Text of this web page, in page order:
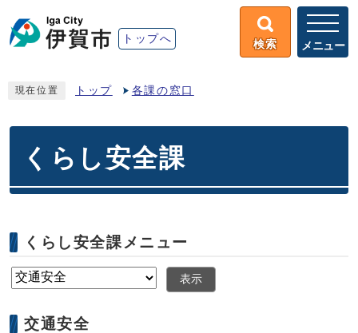
トップへ 検索 メニュー
現在位置 トップ 各課の窓口
くらし安全課
くらし安全課メニュー
表示
交通安全